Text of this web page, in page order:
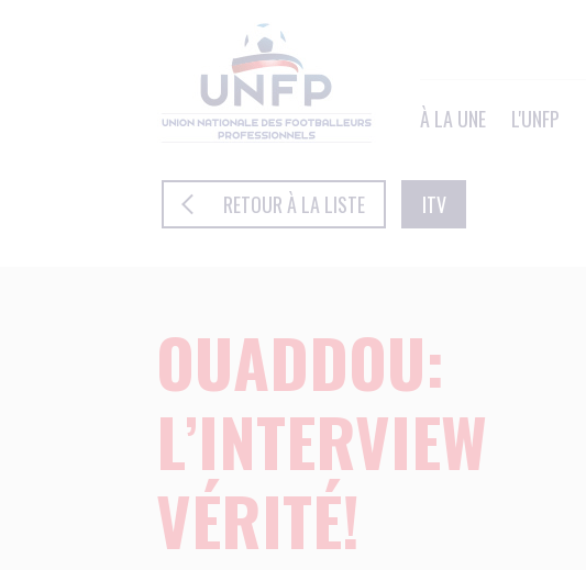
À LA UNE L'UNFP
RETOUR À LA LISTE ITV
OUADDOU:
L’INTERVIEW
VÉRITÉ!